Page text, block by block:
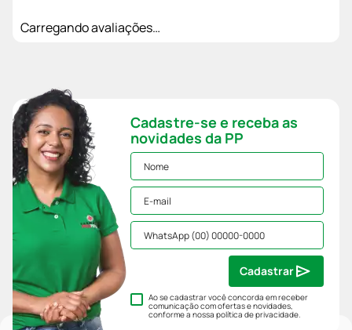
Carregando avaliações…
Cadastre-se e receba as
novidades da PP
Ao se cadastrar você concorda em receber
comunicação com ofertas e novidades,
conforme a nossapolítica de privacidade.
Cadastrar